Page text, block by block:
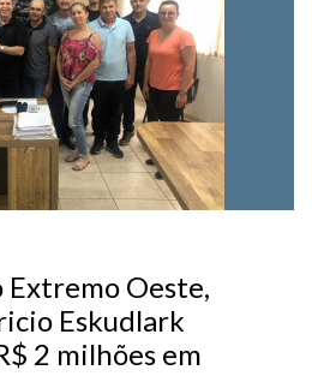
Oeste,
Eskudlark
2 milhões em